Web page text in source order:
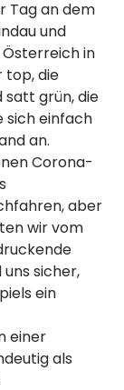
Tag an dem
und
in
top, die
satt grün, die
sich einfach
an.
Corona-
aber
wir vom
sicher,
ein
einer
als